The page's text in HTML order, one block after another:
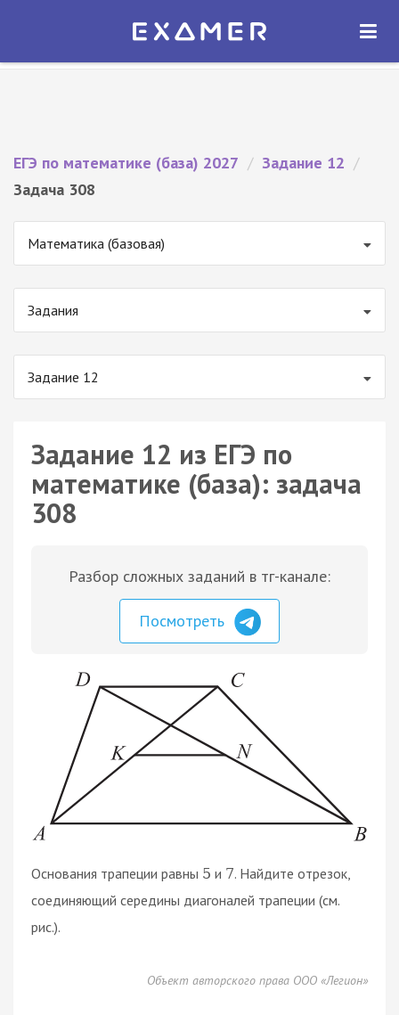
Экзамер — ЕГЭ 2027
ОТКРЫТЬ
ЕГЭ по математике (база) 2027 / Задание 12 /
Задача 308
Математика (базовая)
Задания
Задание 12
Задание 12 из ЕГЭ по
математике (база): задача
308
Разбор сложных заданий в тг-канале:
Посмотреть
Основания трапеции равны 5 и 7. Найдите отрезок,
соединяющий середины диагоналей трапеции (см.
рис.).
Объект авторского права ООО «Легион»